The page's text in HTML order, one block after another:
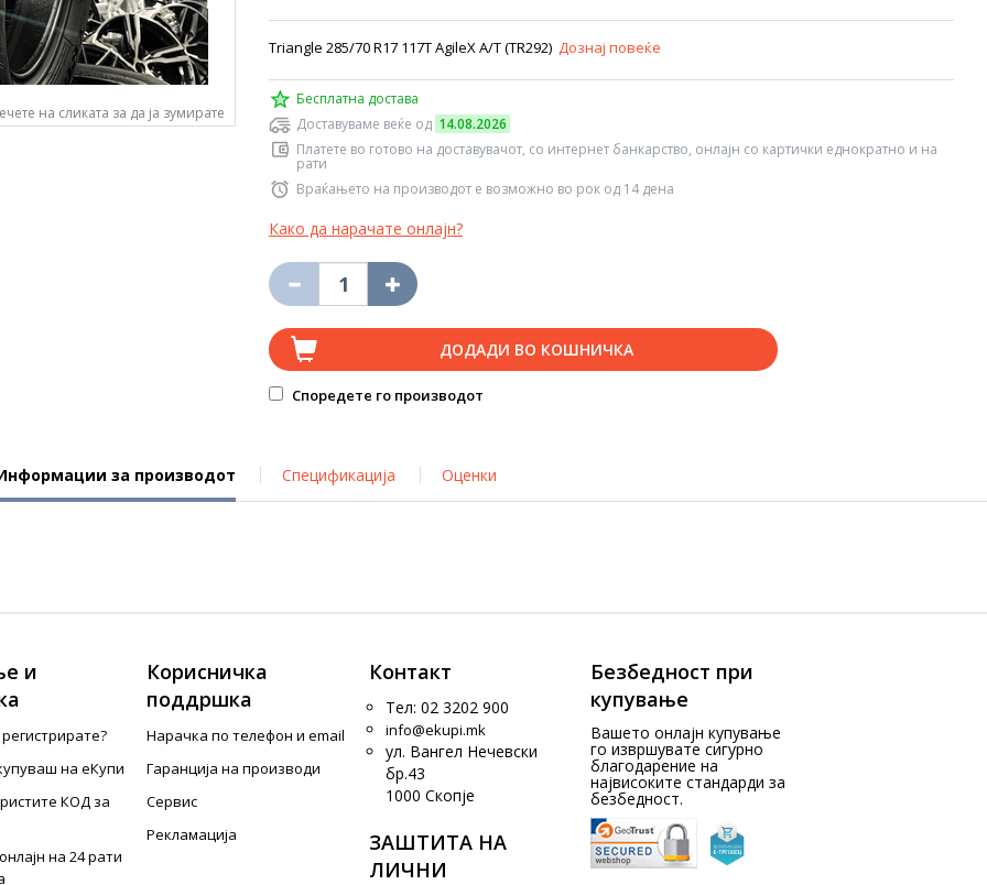
на сликата за да ја зумирате
Triangle 285/70 R17 117T AgileX A/T (TR292) Дознај повеќе
Бесплатна достава
Доставуваме веќе од 14.08.2026
Платете во готово на доставувачот, со интернет банкарство, онлајн со картички еднократно и на
рати
Враќањето на производот е возможно во рок од 14 дена
Како да нарачате онлајн?
ДОДАДИ ВО КОШНИЧКА
Споредете го производот
за производот Спецификација Оценки
и
на еКупи
КОД за
на 24 рати
Корисничка
поддршка
Нарачка по телефон и еmail
Гаранција на производи
Сервис
Рекламација
Контакт
Тел: 02 3202 900
info@ekupi.mk
ул. Вангел Нечевски
бр.43
1000 Скопје
ЗАШТИТА НА
ЛИЧНИ
Безбедност при
купување
Вашето онлајн купување
го извршувате сигурно
благодарение на
највисоките стандарди за
безбедност.